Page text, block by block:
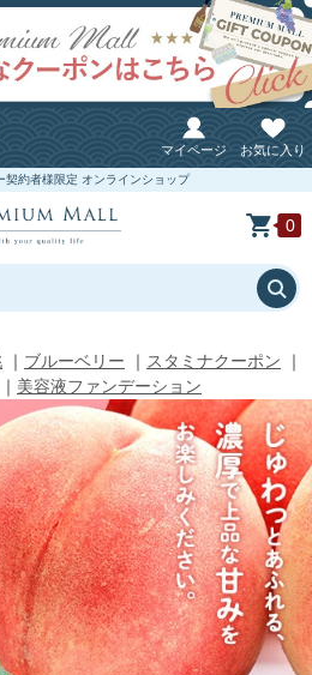
マイページ お気に入り
契約者様限定 オンラインショップ
0
｜ ブルーベリー ｜ スタミナクーポン ｜
｜ 美容液ファンデーション